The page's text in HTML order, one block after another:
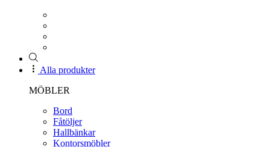
Alla produkter
MÖBLER
Bord
Fåtöljer
Hallbänkar
Kontorsmöbler